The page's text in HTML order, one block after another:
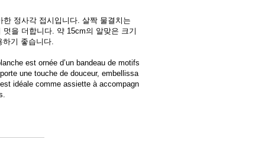
정사각 접시입니다. 살짝 물결치는
을 더합니다. 약 15cm의 알맞은 크기
기 좋습니다.
est ornée d’un bandeau de motifs
une touche de douceur, embellissa
idéale comme assiette à accompagn